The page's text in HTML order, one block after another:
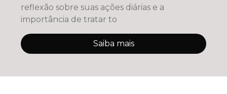
reflexão sobre suas ações diárias e a
importância de tratar to
Saiba mais